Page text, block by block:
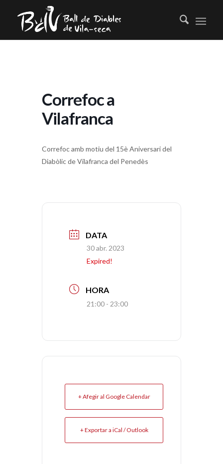
Correfoc a
Vilafranca
Correfoc amb motiu del 15è Aniversari del
Diabòlic de Vilafranca del Penedès
DATA
30 abr. 2023
Expired!
HORA
21:00 - 23:00
+ Afegir al Google Calendar
+ Exportar a iCal / Outlook